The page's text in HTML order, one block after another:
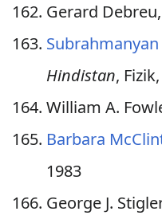
Gerard Debreu,
Hindistan,
William A.
Barbara
1983
George J.